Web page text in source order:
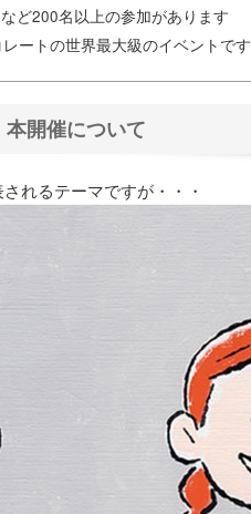
ど200名以上の参加があります
ートの世界最大級のイベントです
本開催について
れるテーマですが・・・